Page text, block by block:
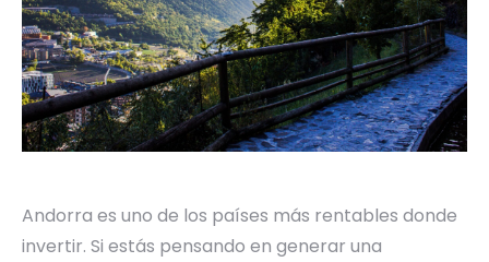
Andorra es uno de los países más rentables donde
invertir. Si estás pensando en generar una